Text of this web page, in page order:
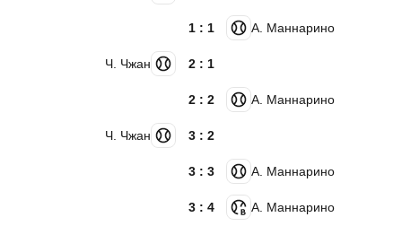
А. Маннарино
1 : 1
Ч. Чжан 2 : 1
А. Маннарино
2 : 2
Ч. Чжан 3 : 2
А. Маннарино
3 : 3
А. Маннарино
3 : 4